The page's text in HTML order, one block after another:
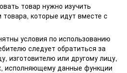
товар нужно изучить
товара, которые идут вместе с
условия по использованию
следует обратиться за
изготовителю или другому лицу,
исполняющему данные функции